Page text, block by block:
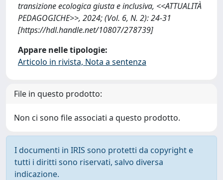
transizione ecologica giusta e inclusiva, <<ATTUALITÀ
PEDAGOGICHE>>, 2024; (Vol. 6, N. 2): 24-31
[https://hdl.handle.net/10807/278739]
Appare nelle tipologie:
Articolo in rivista, Nota a sentenza
File in questo prodotto:
Non ci sono file associati a questo prodotto.
I documenti in IRIS sono protetti da copyright e
tutti i diritti sono riservati, salvo diversa
indicazione.